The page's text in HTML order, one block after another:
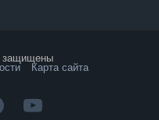
защищены
Карта сайта